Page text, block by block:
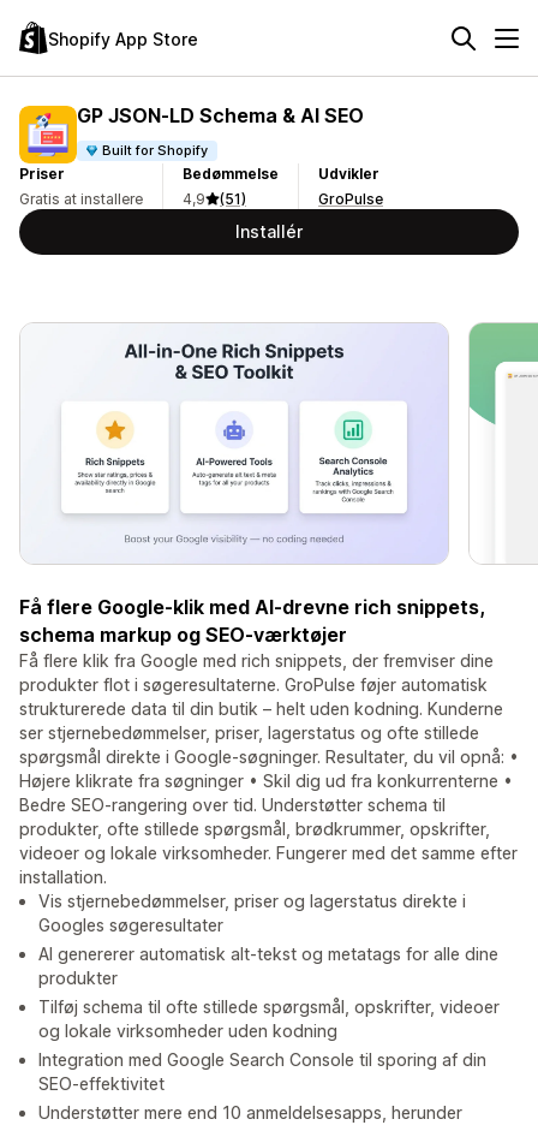
Shopify App Store
GP JSON‑LD Schema & AI SEO
Built for Shopify
Priser
Gratis at installere
Bedømmelse
4,9
(51)
Udvikler
GroPulse
Installér
Få flere Google-klik med AI-drevne rich snippets,
schema markup og SEO-værktøjer
Få flere klik fra Google med rich snippets, der fremviser dine
produkter flot i søgeresultaterne. GroPulse føjer automatisk
strukturerede data til din butik – helt uden kodning. Kunderne
ser stjernebedømmelser, priser, lagerstatus og ofte stillede
spørgsmål direkte i Google-søgninger. Resultater, du vil opnå: •
Højere klikrate fra søgninger • Skil dig ud fra konkurrenterne •
Bedre SEO-rangering over tid. Understøtter schema til
produkter, ofte stillede spørgsmål, brødkrummer, opskrifter,
videoer og lokale virksomheder. Fungerer med det samme efter
installation.
Vis stjernebedømmelser, priser og lagerstatus direkte i
Googles søgeresultater
AI genererer automatisk alt-tekst og metatags for alle dine
produkter
Tilføj schema til ofte stillede spørgsmål, opskrifter, videoer
og lokale virksomheder uden kodning
Integration med Google Search Console til sporing af din
SEO-effektivitet
Understøtter mere end 10 anmeldelsesapps, herunder